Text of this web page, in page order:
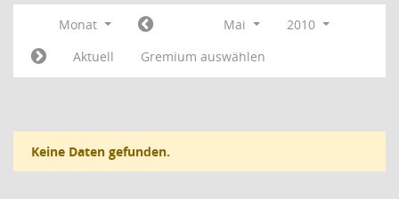
Monat Mai
2010
Aktuell
Gremium auswählen
Keine Daten gefunden.